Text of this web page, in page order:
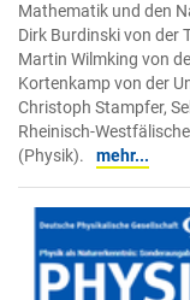
Mathematik und den
Dirk Burdinski von der
Martin Wilmking von
Kortenkamp von der
Christoph Stampfer,
Rheinisch-
(Physik).
mehr...